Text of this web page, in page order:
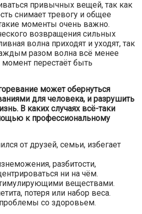
привычных вещей, так как
снимает тревогу и общее
моменты очень важно.
возвращения сильных
волна приходят и уходят, так
разом волна всё менее
перестаёт быть
может обернуться
для человека, и разрушить
В каких случаях всё-таки
к профессиональному
от друзей, семьи, избегает
разбитости,
ни на чём.
веществами.
потеря или набор веса.
со здоровьем.